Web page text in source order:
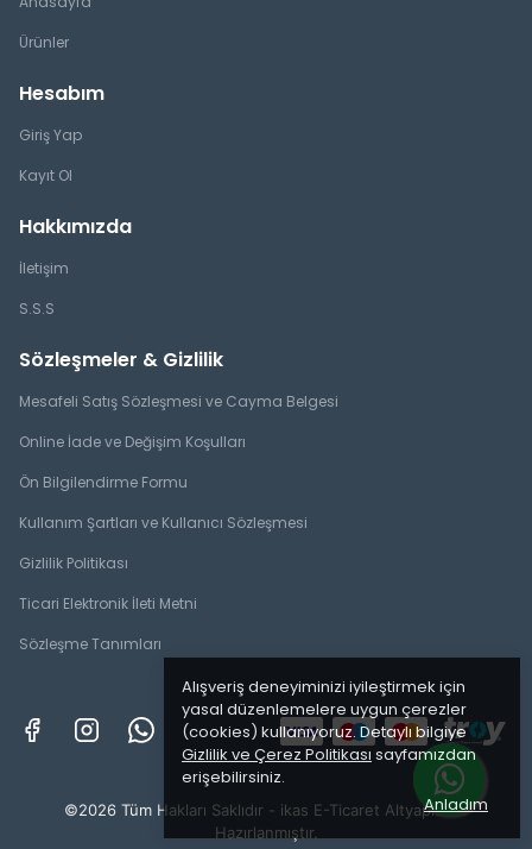
Alışveriş deneyiminizi iyileştirmek için
yasal düzenlemelere uygun çerezler
(cookies) kullanıyoruz. Detaylı bilgiye
Gizlilik ve Çerez Politikası sayfamızdan
erişebilirsiniz.
Anladım
Ürünler
Hesabım
Giriş Yap
Kayıt Ol
Hakkımızda
İletişim
S.S.S
Sözleşmeler & Gizlilik
Mesafeli Satış Sözleşmesi ve Cayma Belgesi
Online İade ve Değişim Koşulları
Ön Bilgilendirme Formu
Kullanım Şartları ve Kullanıcı Sözleşmesi
Gizlilik Politikası
Ticari Elektronik İleti Metni
Sözleşme Tanımları
©2026 Tüm Hakları Saklıdır - ikas E-Ticaret Altyapısı ile
Hazırlanmıştır.